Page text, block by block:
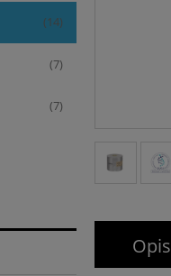
(14)
(7)
(7)
Opis